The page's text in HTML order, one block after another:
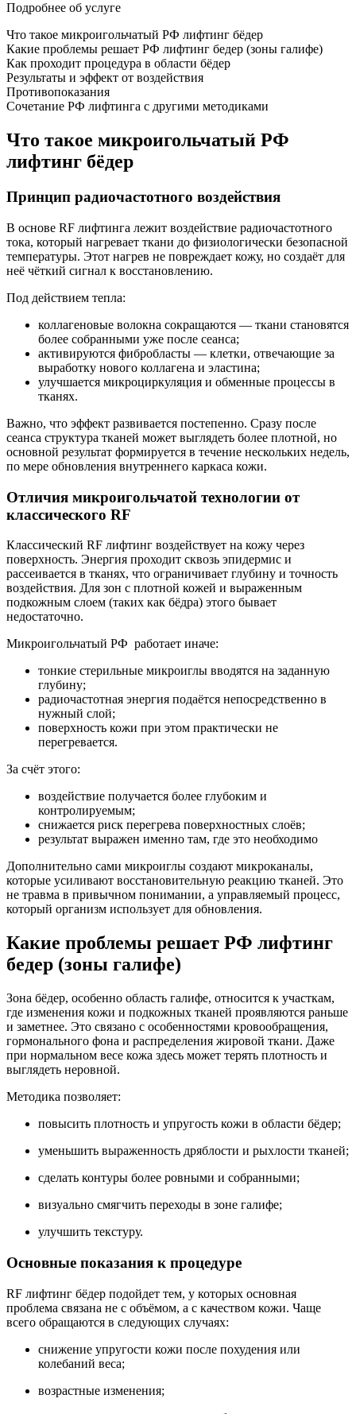
Подробнее об услуге
Что такое микроигольчатый РФ лифтинг бёдер
Какие проблемы решает РФ лифтинг бедер (зоны галифе)
Как проходит процедура в области бёдер
Результаты и эффект от воздействия
Противопоказания
Сочетание РФ лифтинга с другими методиками
Что такое микроигольчатый РФ
лифтинг бёдер
Принцип радиочастотного воздействия
В основе RF лифтинга лежит воздействие радиочастотного
тока, который нагревает ткани до физиологически безопасной
температуры. Этот нагрев не повреждает кожу, но создаёт для
неё чёткий сигнал к восстановлению.
Под действием тепла:
коллагеновые волокна сокращаются — ткани становятся
более собранными уже после сеанса;
активируются фибробласты — клетки, отвечающие за
выработку нового коллагена и эластина;
улучшается микроциркуляция и обменные процессы в
тканях.
Важно, что эффект развивается постепенно. Сразу после
сеанса структура тканей может выглядеть более плотной, но
основной результат формируется в течение нескольких недель,
по мере обновления внутреннего каркаса кожи.
Отличия микроигольчатой технологии от
классического RF
Классический RF лифтинг воздействует на кожу через
поверхность. Энергия проходит сквозь эпидермис и
рассеивается в тканях, что ограничивает глубину и точность
воздействия. Для зон с плотной кожей и выраженным
подкожным слоем (таких как бёдра) этого бывает
недостаточно.
Микроигольчатый РФ работает иначе:
тонкие стерильные микроиглы вводятся на заданную
глубину;
радиочастотная энергия подаётся непосредственно в
нужный слой;
поверхность кожи при этом практически не
перегревается.
За счёт этого:
воздействие получается более глубоким и
контролируемым;
снижается риск перегрева поверхностных слоёв;
результат выражен именно там, где это необходимо
Дополнительно сами микроиглы создают микроканалы,
которые усиливают восстановительную реакцию тканей. Это
не травма в привычном понимании, а управляемый процесс,
который организм использует для обновления.
Какие проблемы решает РФ лифтинг
бедер (зоны галифе)
Зона бёдер, особенно область галифе, относится к участкам,
где изменения кожи и подкожных тканей проявляются раньше
и заметнее. Это связано с особенностями кровообращения,
гормонального фона и распределения жировой ткани. Даже
при нормальном весе кожа здесь может терять плотность и
выглядеть неровной.
Методика позволяет:
повысить плотность и упругость кожи в области бёдер;
уменьшить выраженность дряблости и рыхлости тканей;
сделать контуры более ровными и собранными;
визуально смягчить переходы в зоне галифе;
улучшить текстуру.
Основные показания к процедуре
RF лифтинг бёдер подойдет тем, у которых основная
проблема связана не с объёмом, а с качеством кожи. Чаще
всего обращаются в следующих случаях:
снижение упругости кожи после похудения или
колебаний веса;
возрастные изменения;